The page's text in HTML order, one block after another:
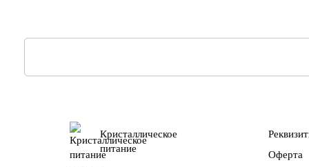
Кристаллическое
питание
Оферта